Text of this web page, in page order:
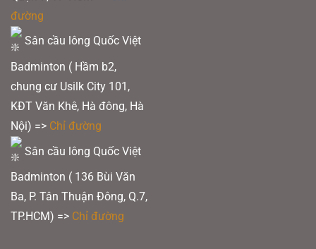
Sản phẩm hiện có tại
đan vợt chuyên nghiệp
phát huy tối đa hiệu suất thi đấu.
đường
Sân cầu lông Quốc Việt
Badminton ( Hầm b2,
chung cư Usilk City 101,
KĐT Văn Khê, Hà đông, Hà
Nội) => Chỉ đường
Sân cầu lông Quốc Việt
Badminton ( 136 Bùi Văn
Ba, P. Tân Thuận Đông, Q.7,
TP.HCM) => Chỉ đường